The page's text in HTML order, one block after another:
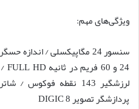
ویژگی‌های مهم:
پردازشگر تصویر DIGIC 8